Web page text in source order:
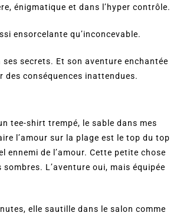
énigmatique et dans l’hyper contrôle.
ensorcelante qu’inconcevable.
secrets. Et son aventure enchantée
conséquences inattendues.
tee-shirt trempé, le sable dans mes
l’amour sur la plage est le top du top
de l’amour. Cette petite chose
L’aventure oui, mais équipée
elle sautille dans le salon comme